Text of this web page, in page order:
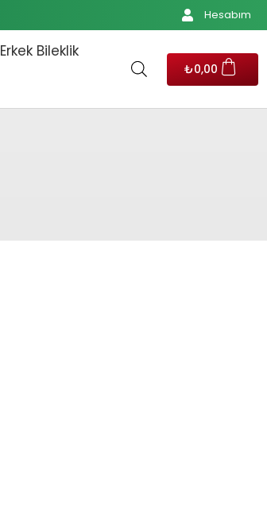
Hesabım
Erkek Bileklik
₺0,00